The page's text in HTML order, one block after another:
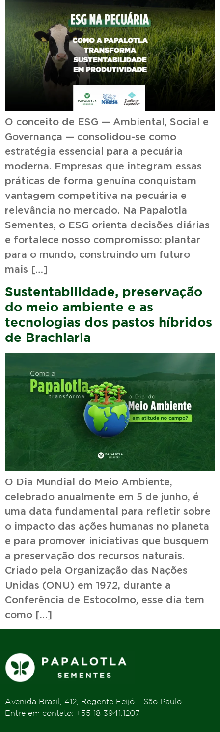
O conceito de ESG — Ambiental, Social e
Governança — consolidou-se como
estratégia essencial para a pecuária
moderna. Empresas que integram essas
práticas de forma genuína conquistam
vantagem competitiva na pecuária e
relevância no mercado. Na Papalotla
Sementes, o ESG orienta decisões diárias
e fortalece nosso compromisso: plantar
para o mundo, construindo um futuro
mais […]
Sustentabilidade, preservação
do meio ambiente e as
tecnologias dos pastos híbridos
de Brachiaria
O Dia Mundial do Meio Ambiente,
celebrado anualmente em 5 de junho, é
uma data fundamental para refletir sobre
o impacto das ações humanas no planeta
e para promover iniciativas que busquem
a preservação dos recursos naturais.
Criado pela Organização das Nações
Unidas (ONU) em 1972, durante a
Conferência de Estocolmo, esse dia tem
como […]
Avenida Brasil, 412, Regente Feijó – São Paulo
Entre em contato: +55 18 3941.1207